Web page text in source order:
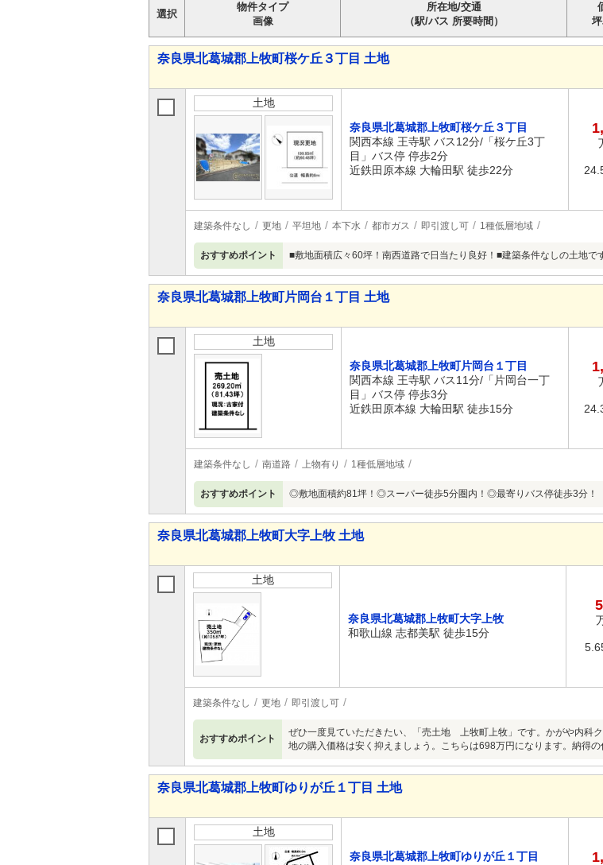
選択
物件タイプ
画像
所在地/交通
（駅/バス 所要時間）
奈良県北葛城郡上牧町桜ケ丘３丁目 土地
土地
奈良県北葛城郡上牧町桜ケ丘３丁目
関西本線 王寺駅 バス12分/「桜ケ丘3丁
目」バス停 停歩2分
近鉄田原本線 大輪田駅 徒歩22分
建築条件なし 更地 平坦地 本下水 都市ガス 即引渡し可 1種低層地域
おすすめポイント ■敷地面積広々60坪！南西道路で日当たり良好！■建築条件なしの土地で
奈良県北葛城郡上牧町片岡台１丁目 土地
土地
奈良県北葛城郡上牧町片岡台１丁目
関西本線 王寺駅 バス11分/「片岡台一丁
目」バス停 停歩3分
近鉄田原本線 大輪田駅 徒歩15分
建築条件なし 南道路 上物有り 1種低層地域
おすすめポイント ◎敷地面積約81坪！◎スーパー徒歩5分圏内！◎最寄りバス停徒歩3分！
奈良県北葛城郡上牧町大字上牧 土地
土地
奈良県北葛城郡上牧町大字上牧
和歌山線 志都美駅 徒歩15分
建築条件なし 更地 即引渡し可
おすすめポイント
ぜひ一度見ていただきたい、「売土地 上牧町上牧」です。かがや内科
地の購入価格は安く抑えましょう。こちらは698万円になります。納得の
奈良県北葛城郡上牧町ゆりが丘１丁目 土地
土地
奈良県北葛城郡上牧町ゆりが丘１丁目